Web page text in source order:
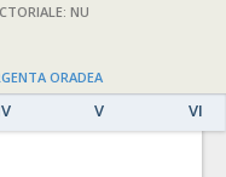
NU
ORADEA
V VI